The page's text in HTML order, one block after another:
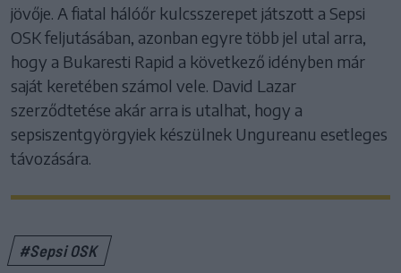
jövője. A fiatal hálóőr kulcsszerepet játszott a Sepsi
OSK feljutásában, azonban egyre több jel utal arra,
hogy a Bukaresti Rapid a következő idényben már
saját keretében számol vele. David Lazar
szerződtetése akár arra is utalhat, hogy a
sepsiszentgyörgyiek készülnek Ungureanu esetleges
távozására.
#Sepsi OSK